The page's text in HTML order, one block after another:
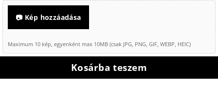
📷 Kép hozzáadása
Maximum 10 kép, egyenként max 10MB (csak JPG, PNG, GIF, WEBP, HEIC)
Kosárba teszem